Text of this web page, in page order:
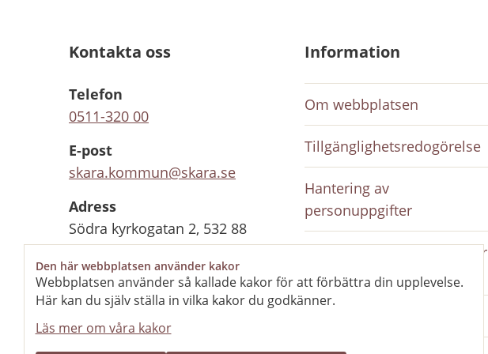
Den här webbplatsen använder kakor
Webbplatsen använder så kallade kakor för att förbättra din upplevelse.
Här kan du själv ställa in vilka kakor du godkänner.
Läs mer om våra kakor
Kontakta oss
Telefon
0511-320 00
E-post
skara.kommun@skara.se
Adress
Södra kyrkogatan 2, 532 88
Skara
Organisationsnummer
212000-1702
Kontaktcenter
Information
Om webbplatsen
Tillgänglighetsredogörelse
Hantering av
personuppgifter
Inloggning på intranätet för
anställda